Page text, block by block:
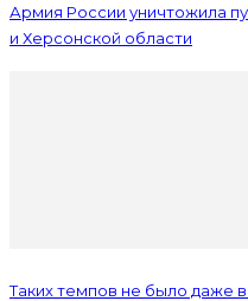
Армия России уничтожила
и Херсонской области
Таких темпов не было даже